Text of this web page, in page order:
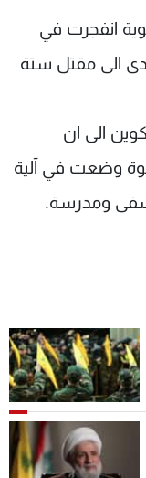
انفجرت في
ادى الى مقتل ستة
الى ان
وضعت في آلية
ومدرسة.